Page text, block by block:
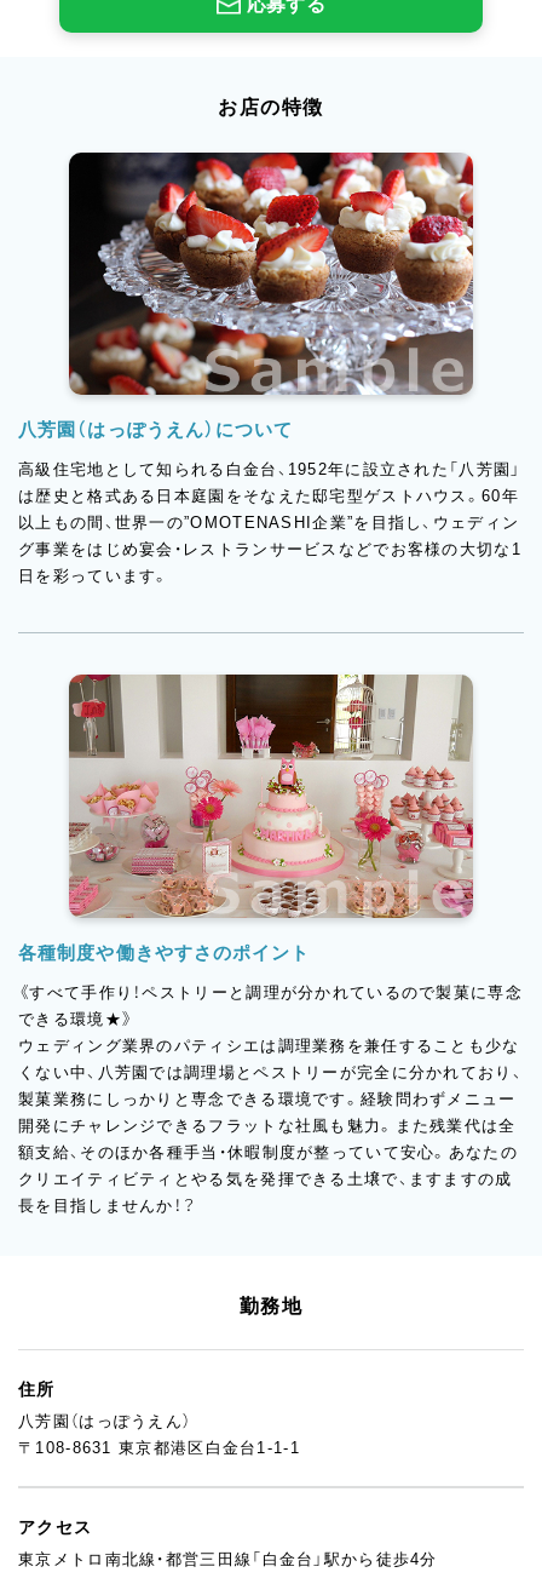
応募する
お店の特徴
八芳園（はっぽうえん）について
高級住宅地として知られる白金台、1952年に設立された「八芳園」
は歴史と格式ある日本庭園をそなえた邸宅型ゲストハウス。60年
以上もの間、世界一の”OMOTENASHI企業”を目指し、ウェディン
グ事業をはじめ宴会・レストランサービスなどでお客様の大切な1
日を彩っています。
各種制度や働きやすさのポイント
《すべて手作り！ペストリーと調理が分かれているので製菓に専念
できる環境★》
ウェディング業界のパティシエは調理業務を兼任することも少な
くない中、八芳園では調理場とペストリーが完全に分かれており、
製菓業務にしっかりと専念できる環境です。経験問わずメニュー
開発にチャレンジできるフラットな社風も魅力。また残業代は全
額支給、そのほか各種手当・休暇制度が整っていて安心。あなたの
クリエイティビティとやる気を発揮できる土壌で、ますますの成
長を目指しませんか！？
勤務地
住所
八芳園（はっぽうえん）
〒108-8631 東京都港区白金台1-1-1
アクセス
東京メトロ南北線・都営三田線「白金台」駅から徒歩4分